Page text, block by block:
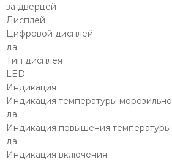
за дверцей
Дисплей
Цифровой дисплей
да
Тип дисплея
LED
Индикация
Индикация температуры
да
Индикация повышения температуры
да
Индикация включения